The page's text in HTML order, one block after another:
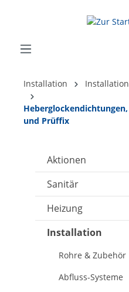
Installation
und Prüffix
Aktionen
Sanitär
Heizung
Installation
Rohre & Zubehör
Abfluss-Systeme